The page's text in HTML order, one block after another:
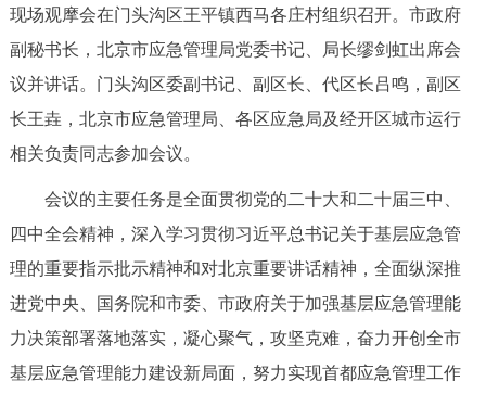
市领导 机构职能 政策服务
政策兑现 政策解读 回应关切
决策公开
政务服务
中介服务 阳光政务
现场观摩会在门头沟区王平镇西马各庄村组织召开。市政府
副秘书长，北京市应急管理局党委书记、局长缪剑虹出席会
议并讲话。门头沟区委副书记、副区长、代区长吕鸣，副区
长王垚， 北京市应急管理局 、各区应急局及经开区城市运行
相关负责同志参加会议。
会议的主要任务是全面贯彻党的二十大和二十届三中、
四中全会精神，深入学习贯彻习近平总书记关于基层应急管
理的重要指示批示精神和对北京重要讲话精神，全面纵深推
进党中央、国务院和市委、市政府关于加强基层应急管理能
力决策部署落地落实，凝心聚气，攻坚克难，奋力开创全市
基层应急管理能力建设新局面，努力实现首都应急管理工作